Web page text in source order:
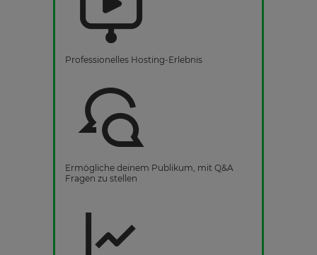
Professionelles Hosting-Erlebnis
Ermögliche deinem Publikum, mit Q&A
Fragen zu stellen